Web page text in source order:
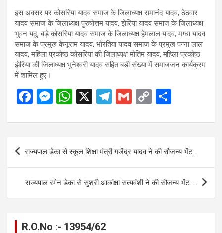
इस अवसर पर कोसरिया यादव समाज के जिलाध्यक्ष रामानंद यादव, ठेठवार
यादव समाज के जिलाध्यक्ष पुरुषोत्तम यादव, झेरिया यादव समाज के जिलाध्यक्ष
भुवन यदु, बड़े कोसरिया यादव समाज के जिलाध्यक्ष हेमलाल यादव, मग्धा यादव
समाज के प्रमुख केनूराम यादव, भोरतिया यादव समाज के प्रमुख पन्ना लाल
यादव, महिला प्रकोष्ठ कोसरिया की जिलाध्यक्ष मोतिम यादव, महिला प्रकोष्ठ
झेरिया की जिलाध्यक्ष भुनेश्वरी यादव सहित बड़ी संख्या में समाजजन कार्यक्रम
में शामिल हुए।
F
ce
o
o
k
M
se
g
er
W
at
A
p
p
X
T
e
gr
a
m
G
ail
C
py
Li
n
k
ar
Post
राज्यपाल डेका से स्कूल शिक्षा मंत्री गजेंद्र यादव ने की सौजन्य भेंट….
राज्यपाल रमेन डेका से सुश्री आकांक्षा सत्यवंशी ने की सौजन्य भेंट…..
R.O.No :- 13954/62